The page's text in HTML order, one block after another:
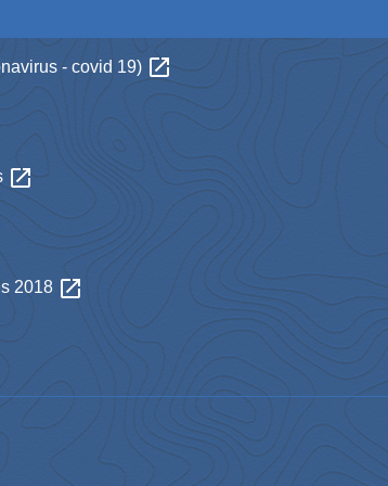
- covid 19) open_in_new
open_in_new
2018 open_in_new